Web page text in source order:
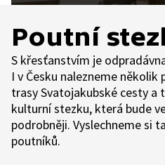
Poutní
S křesťanstvím je
I v Česku nalezneme
trasy Svatojakubské cesty a
kulturní stezku, která bude
podrobněji. Vyslechneme si
poutníků.